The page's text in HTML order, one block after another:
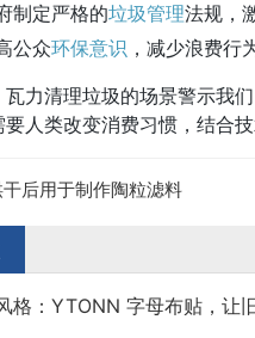
制定严格的垃圾管理法规，
公众环保意识 ，减少浪费行
瓦力清理垃圾的场景警示我
人类改变消费习惯，结合技
后用于制作陶粒滤料
格：YTONN 字母布贴，让